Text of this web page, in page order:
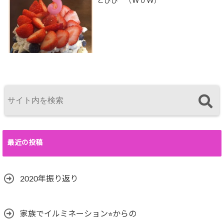
最近の投稿
2020年振り返り
家族でイルミネーション⭐︎からの